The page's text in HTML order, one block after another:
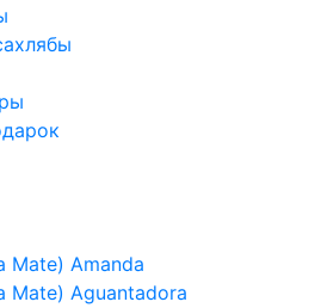
Mate) Amanda
Mate) Aguantadora